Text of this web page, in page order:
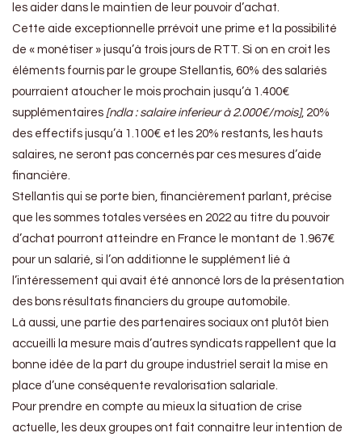
les aider dans le maintien de leur pouvoir d’achat.
Cette aide exceptionnelle prrévoit une prime et la possibilité
de « monétiser » jusqu’à trois jours de RTT. Si on en croit les
éléments fournis par le groupe Stellantis, 60% des salariés
pourraient atoucher le mois prochain jusqu’à 1.400€
supplémentaires [ndla : salaire inferieur à 2.000€/mois], 20%
des effectifs jusqu’à 1.100€ et les 20% restants, les hauts
salaires, ne seront pas concernés par ces mesures d’aide
financière.
Stellantis qui se porte bien, financièrement parlant, précise
que les sommes totales versées en 2022 au titre du pouvoir
d’achat pourront atteindre en France le montant de 1.967€
pour un salarié, si l’on additionne le supplément lié à
l’intéressement qui avait été annoncé lors de la présentation
des bons résultats financiers du groupe automobile.
Là aussi, une partie des partenaires sociaux ont plutôt bien
accueilli la mesure mais d’autres syndicats rappellent que la
bonne idée de la part du groupe industriel serait la mise en
place d’une conséquente revalorisation salariale.
Pour prendre en compte au mieux la situation de crise
actuelle, les deux groupes ont fait connaitre leur intention de